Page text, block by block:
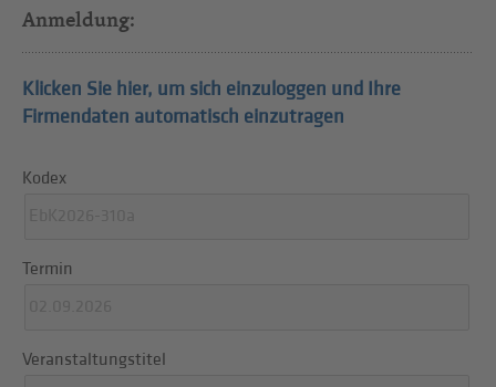
Anmeldung:
Klicken Sie hier, um sich einzuloggen und Ihre
Firmendaten automatisch einzutragen
Kodex
Termin
Veranstaltungstitel